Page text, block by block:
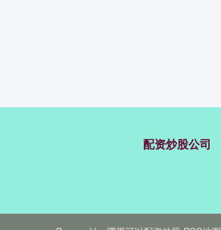
配资炒股公司